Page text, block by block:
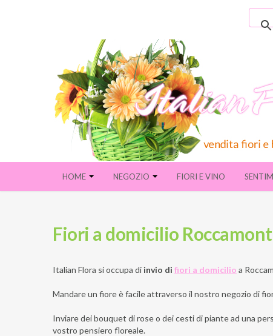
HOME NEGOZIO FIORI E VINO
Fiori a domicilio
Italian Flora si occupa di invio di fiori a domicilio a
Mandare un fiore è facile attraverso il nostro negozio di
Inviare dei bouquet di rose o dei cesti di piante ad una
vostro pensiero floreale.